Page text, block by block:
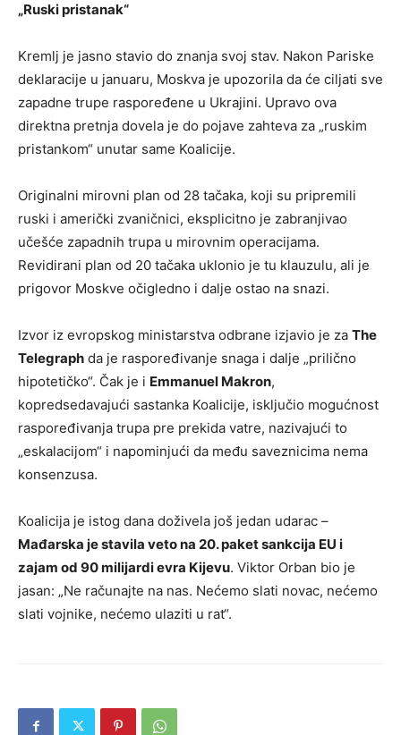
„Ruski pristanak“
Kremlj je jasno stavio do znanja svoj stav. Nakon Pariske
deklaracije u januaru, Moskva je upozorila da će ciljati sve
zapadne trupe raspoređene u Ukrajini. Upravo ova
direktna pretnja dovela je do pojave zahteva za „ruskim
pristankom“ unutar same Koalicije.
Originalni mirovni plan od 28 tačaka, koji su pripremili
ruski i američki zvaničnici, eksplicitno je zabranjivao
učešće zapadnih trupa u mirovnim operacijama.
Revidirani plan od 20 tačaka uklonio je tu klauzulu, ali je
prigovor Moskve očigledno i dalje ostao na snazi.
Izvor iz evropskog ministarstva odbrane izjavio je za The
Telegraph da je raspoređivanje snaga i dalje „prilično
hipotetičko“. Čak je i Emmanuel Makron,
kopredsedavajući sastanka Koalicije, isključio mogućnost
raspoređivanja trupa pre prekida vatre, nazivajući to
„eskalacijom“ i napominjući da među saveznicima nema
konsenzusa.
Koalicija je istog dana doživela još jedan udarac –
Mađarska je stavila veto na 20. paket sankcija EU i
zajam od 90 milijardi evra Kijevu. Viktor Orban bio je
jasan: „Ne računajte na nas. Nećemo slati novac, nećemo
slati vojnike, nećemo ulaziti u rat“.